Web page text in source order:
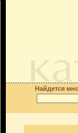
Найдется